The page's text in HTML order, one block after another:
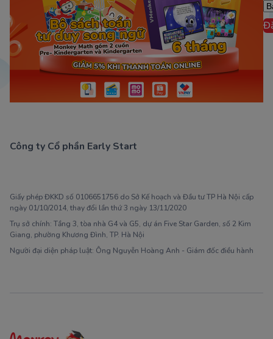
Công ty Cổ phần Early Start
Giấy phép ĐKKD số 0106651756 do Sở Kế hoạch và Đầu tư TP Hà Nội cấp
ngày 01/10/2014, thay đổi lần thứ 3 ngày 13/11/2020
Trụ sở chính: Tầng 3, tòa nhà G4 và G5, dự án Five Star Garden, số 2 Kim
Giang, phường Khương Đình, TP. Hà Nội
Người đại diện pháp luật: Ông Nguyễn Hoàng Anh - Giám đốc điều hành